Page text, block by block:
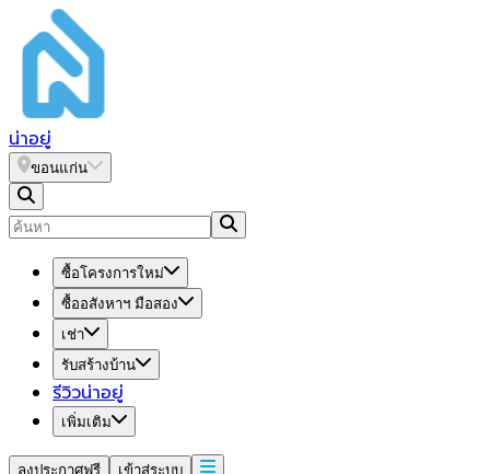
น่าอยู่
ขอนแก่น
ซื้อโครงการใหม่
ซื้ออสังหาฯ มือสอง
เช่า
รับสร้างบ้าน
รีวิวน่าอยู่
เพิ่มเติม
ลงประกาศฟรี เข้าสู่ระบบ